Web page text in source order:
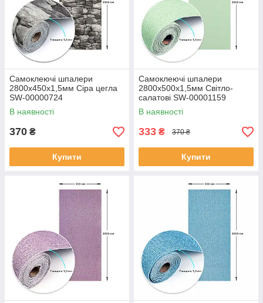
Самоклеючі шпалери
2800х450х1,5мм Сіра цегла
SW-00000724
В наявності
370 ₴
Купити
Самоклеючі шпалери
2800х500х1,5мм Світло-
салатові SW-00001159
В наявності
333 ₴ 370 ₴
Купити